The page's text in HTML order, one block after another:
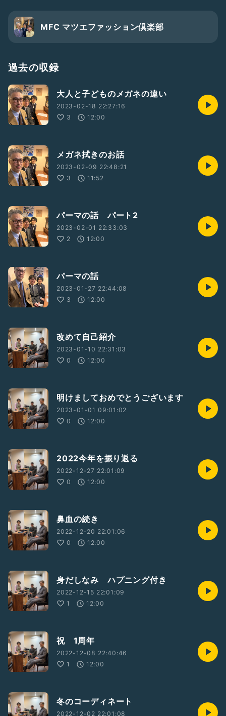
MFC マツエファッション倶楽部
過去の収録
大人と子どものメガネの違い
2023-02-18 22:27:16
3
12:00
メガネ拭きのお話
2023-02-09 22:48:21
3
11:52
パーマの話 パート2
2023-02-01 22:33:03
2
12:00
パーマの話
2023-01-27 22:44:08
3
12:00
改めて自己紹介
2023-01-10 22:31:03
0
12:00
明けましておめでとうございます
2023-01-01 09:01:02
0
12:00
2022今年を振り返る
2022-12-27 22:01:09
0
12:00
鼻血の続き
2022-12-20 22:01:06
0
12:00
身だしなみ ハプニング付き
2022-12-15 22:01:09
1
12:00
祝 1周年
2022-12-08 22:40:46
1
12:00
冬のコーディネート
2022-12-02 22:01:08